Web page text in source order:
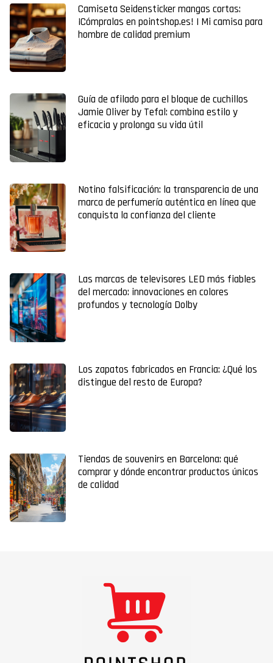
Camiseta Seidensticker mangas cortas:
¡Cómpralas en pointshop.es! | Mi camisa para
hombre de calidad premium
Guía de afilado para el bloque de cuchillos
Jamie Oliver by Tefal: combina estilo y
eficacia y prolonga su vida útil
Notino falsificación: la transparencia de una
marca de perfumería auténtica en línea que
conquista la confianza del cliente
Las marcas de televisores LED más fiables
del mercado: innovaciones en colores
profundos y tecnología Dolby
Los zapatos fabricados en Francia: ¿Qué los
distingue del resto de Europa?
Tiendas de souvenirs en Barcelona: qué
comprar y dónde encontrar productos únicos
de calidad